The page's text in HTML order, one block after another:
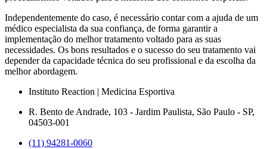
Independentemente do caso, é necessário contar com a ajuda de um
médico especialista da sua confiança, de forma garantir a
implementação do melhor tratamento voltado para as suas
necessidades. Os bons resultados e o sucesso do seu tratamento vai
depender da capacidade técnica do seu profissional e da escolha da
melhor abordagem.
Instituto Reaction | Medicina Esportiva
R. Bento de Andrade, 103 - Jardim Paulista, São Paulo - SP,
04503-001
(11)‪ 94281‑0060‬